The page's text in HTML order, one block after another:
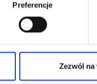
Preferencje
Zezwól na
Leaflet ©